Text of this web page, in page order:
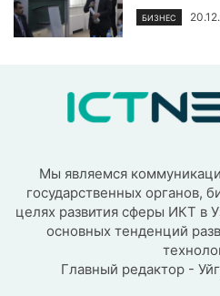
БИЗНЕС
Мы являемся
государственных органов,
целях развития сферы ИКТ в
основных тенденций
Главный редактор -